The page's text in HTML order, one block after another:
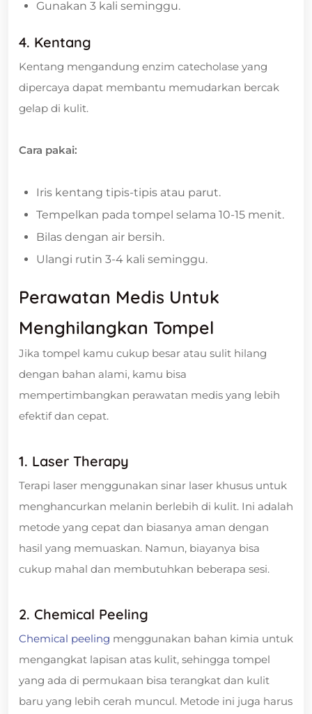
Gunakan 3 kali seminggu.
4. Kentang
Kentang mengandung enzim catecholase yang
dipercaya dapat membantu memudarkan bercak
gelap di kulit.
Cara pakai:
Iris kentang tipis-tipis atau parut.
Tempelkan pada tompel selama 10-15 menit.
Bilas dengan air bersih.
Ulangi rutin 3-4 kali seminggu.
Perawatan Medis Untuk
Menghilangkan Tompel
Jika tompel kamu cukup besar atau sulit hilang
dengan bahan alami, kamu bisa
mempertimbangkan perawatan medis yang lebih
efektif dan cepat.
1. Laser Therapy
Terapi laser menggunakan sinar laser khusus untuk
menghancurkan melanin berlebih di kulit. Ini adalah
metode yang cepat dan biasanya aman dengan
hasil yang memuaskan. Namun, biayanya bisa
cukup mahal dan membutuhkan beberapa sesi.
2. Chemical Peeling
Chemical peeling menggunakan bahan kimia untuk
mengangkat lapisan atas kulit, sehingga tompel
yang ada di permukaan bisa terangkat dan kulit
baru yang lebih cerah muncul. Metode ini juga harus